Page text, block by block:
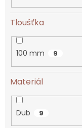
Tloušťka
100 mm 9
Materiál
Dub 9